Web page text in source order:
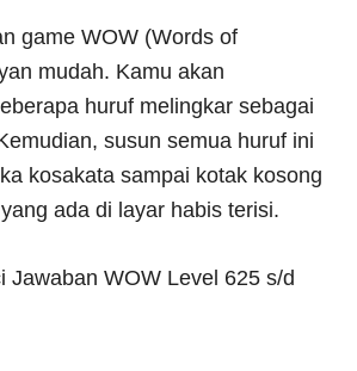
game WOW (Words of
mudah. Kamu akan
huruf melingkar sebagai
susun semua huruf ini
kosakata sampai kotak kosong
ada di layar habis terisi.
Jawaban WOW Level 625 s/d